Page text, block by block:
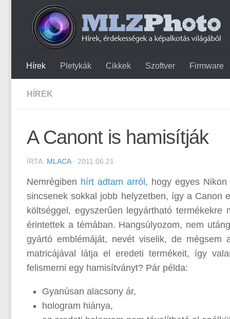
Hírek Pletykák Cikkek Szoftver Firmware
HÍREK
A Canont is hamisítják
ÍRTA: MLACA· 2011.06.21
Nemrégiben hírt adtam arról , hogy egyes Nikon
sincsenek sokkal jobb helyzetben, így a Canon
költséggel, egyszerűen legyártható
érintettek a témában. Hangsúlyozom, nem
gyártó emblémáját, nevét viselik, de mégsem
matricájával látja el eredeti termékeit, így
felismerni egy hamisítványt? Pár példa:
Gyanúsan alacsony ár,
hologram hiánya,